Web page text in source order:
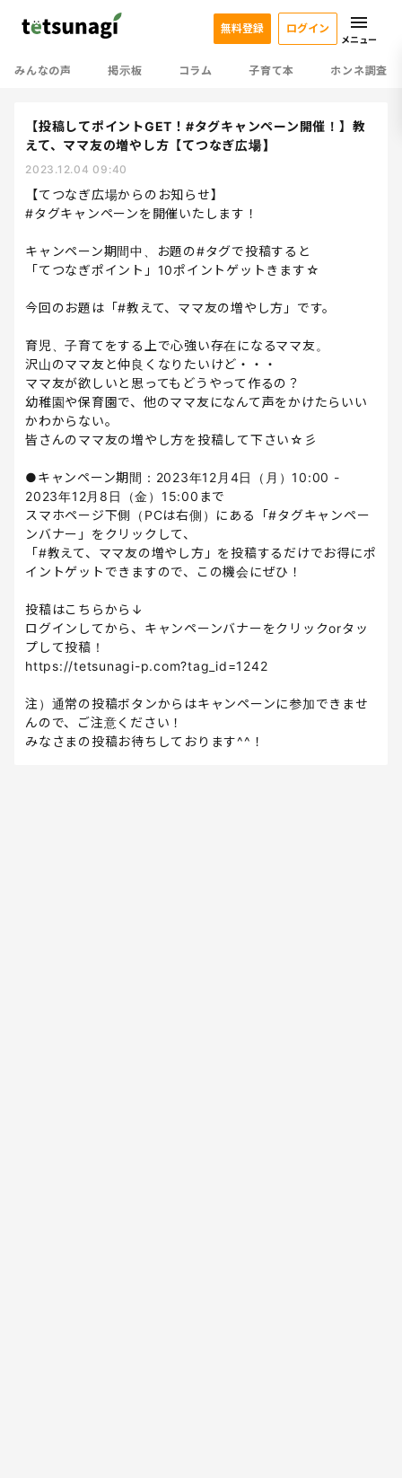
みんなの声 掲示板 コラム 子育て本 ホンネ調査
無料登録 ログイン
メニュー
【投稿してポイントGET！#タグキャンペーン開催！】教
えて、ママ友の増やし方【てつなぎ広場】
2023.12.04 09:40
【てつなぎ広場からのお知らせ】
#タグキャンペーンを開催いたします！
キャンペーン期間中、お題の#タグで投稿すると
「てつなぎポイント」10ポイントゲットきます☆
今回のお題は「#教えて、ママ友の増やし方」です。
育児、子育てをする上で心強い存在になるママ友。
沢山のママ友と仲良くなりたいけど・・・
ママ友が欲しいと思ってもどうやって作るの？
幼稚園や保育園で、他のママ友になんて声をかけたらいい
かわからない。
皆さんのママ友の増やし方を投稿して下さい☆彡
●キャンペーン期間：2023年12月4日（月）10:00 -
2023年12月8日（金）15:00まで
スマホページ下側（PCは右側）にある「#タグキャンペー
ンバナー」をクリックして、
「#教えて、ママ友の増やし方」を投稿するだけでお得にポ
イントゲットできますので、この機会にぜひ！
投稿はこちらから↓
ログインしてから、キャンペーンバナーをクリックorタッ
プして投稿！
https://tetsunagi-p.com?tag_id=1242
注）通常の投稿ボタンからはキャンペーンに参加できませ
んので、ご注意ください！
みなさまの投稿お待ちしております^^！